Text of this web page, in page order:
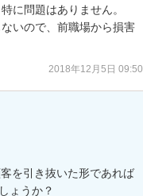
に問題はありません。
いので、前職場から損害
2018年12月5日 09:50
を引き抜いた形であれば